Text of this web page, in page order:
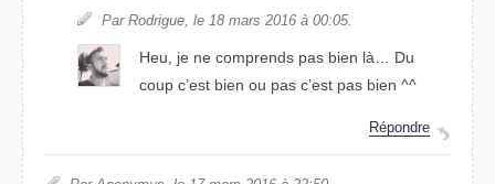
Par Rodrigue, le 18 mars 2016 à 00:05.
Heu, je ne comprends pas bien là… Du
coup c’est bien ou pas c’est pas bien ^^
Répondre